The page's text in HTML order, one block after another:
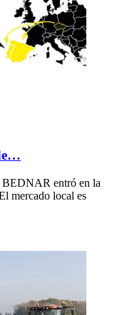
BEDNAR entró en la
mercado local es